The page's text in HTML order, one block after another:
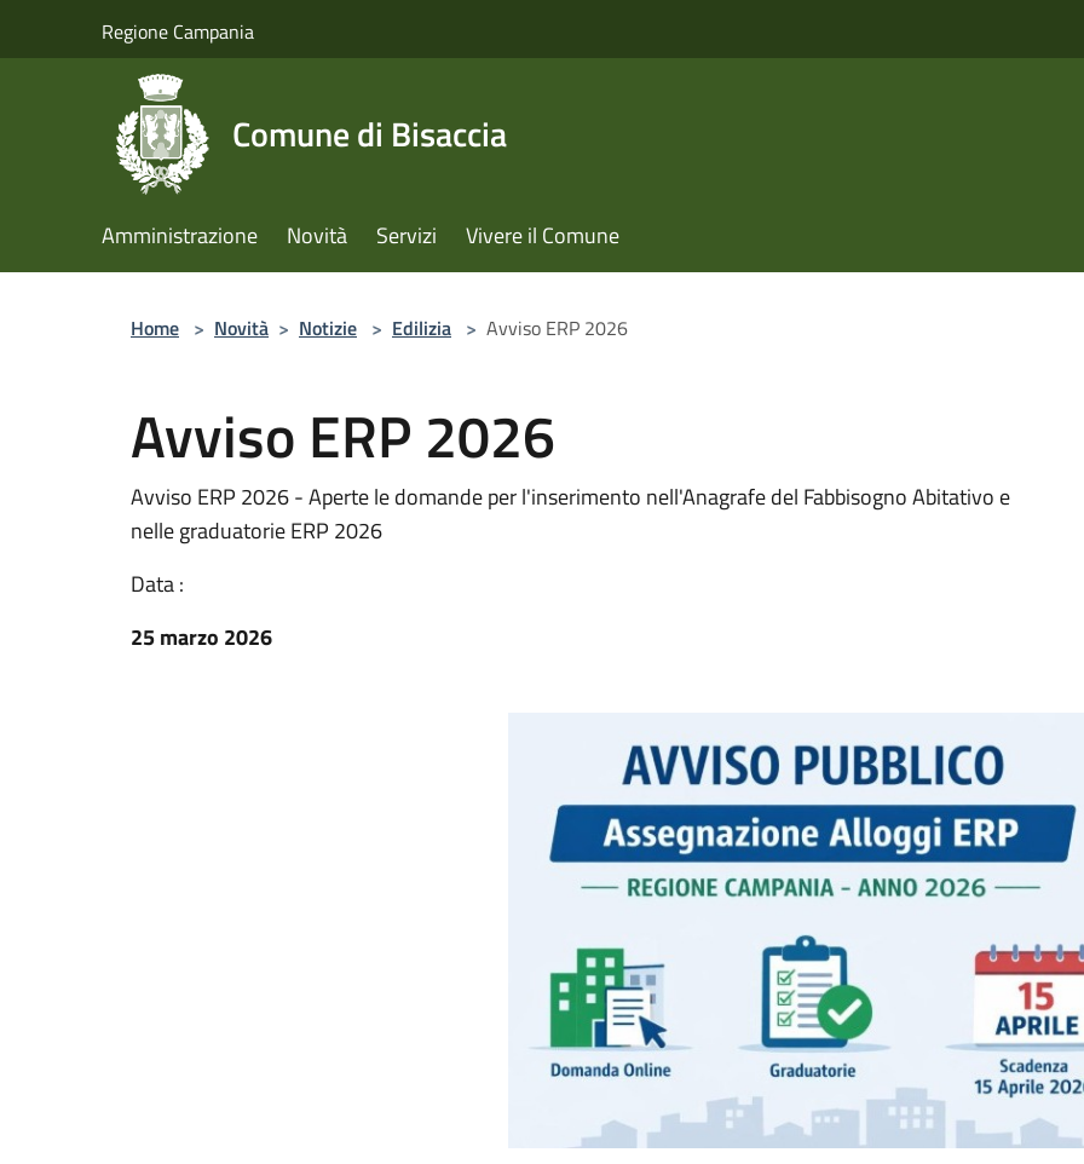
Regione Campania
Comune di Bisaccia
Amministrazione Novità Servizi Vivere il Comune
Home > Novità > Notizie > Edilizia > Avviso ERP 2026
Avviso ERP 2026
Avviso ERP 2026 - Aperte le domande per l'inserimento nell'Anagrafe del Fabbisogno Abitativo e
nelle graduatorie ERP 2026
Data :
25 marzo 2026